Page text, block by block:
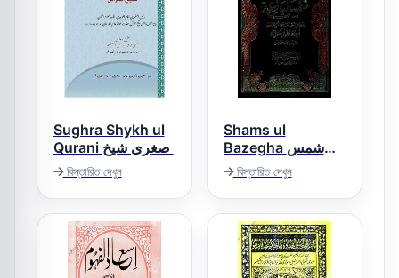
Sughra Shykh ul
Qurani صغری شیخ
القرآنی
বিস্তারিত দেখুন
Shams ul
Bazegha شمس
البازغہ
বিস্তারিত দেখুন